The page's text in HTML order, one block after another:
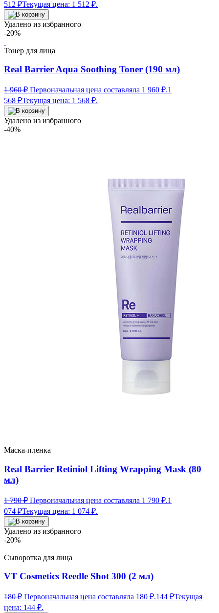
512 ₽Текущая цена: 1 512 ₽.
Удалено из избранного
-20%
Тонер для лица
Real Barrier Aqua Soothing Toner (190 мл)
1 960₽ Первоначальная цена составляла 1 960 ₽.1
568 ₽Текущая цена: 1 568 ₽.
Удалено из избранного
-40%
Маска-пленка
Real Barrier Retiniol Lifting Wrapping Mask (80
мл)
1 790₽ Первоначальная цена составляла 1 790 ₽.1
074 ₽Текущая цена: 1 074 ₽.
Удалено из избранного
-20%
Сыворотка для лица
VT Cosmetics Reedle Shot 300 (2 мл)
180₽ Первоначальная цена составляла 180 ₽.144 ₽Текущая
цена: 144 ₽.